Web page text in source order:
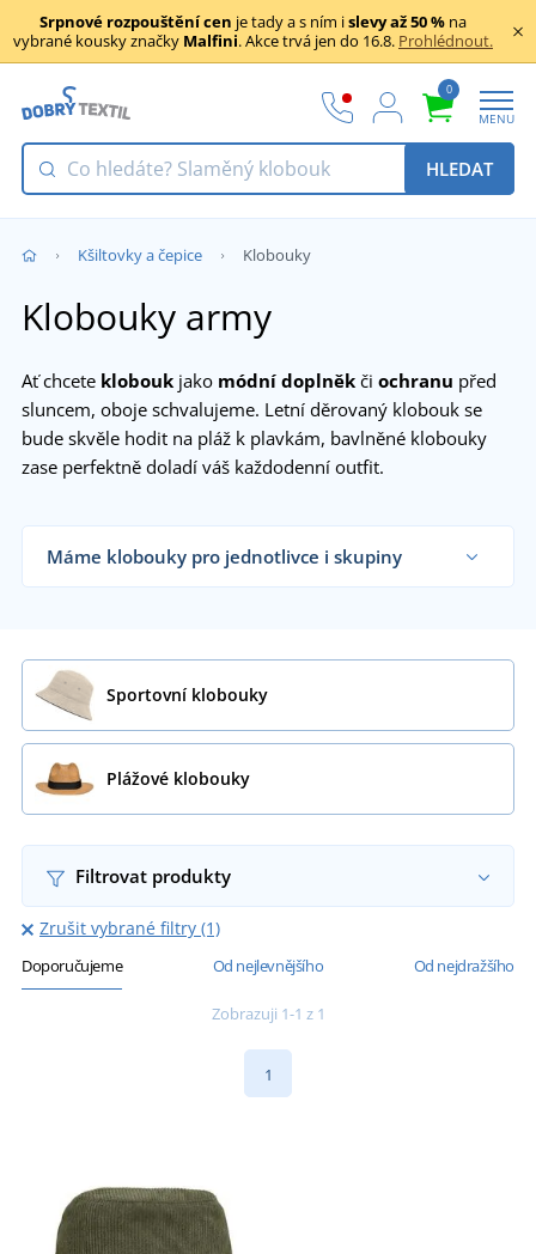
Srpnové rozpouštění cen je tady a s ním islevy až 50 % na
vybrané kousky značky Malfini. Akce trvá jen do 16.8. Prohlédnout.
0
MENU
HLEDAT
Kšiltovky a čepice Klobouky
Klobouky army
Ať chcete klobouk jako módní doplněk či ochranu před
sluncem, oboje schvalujeme. Letní děrovaný klobouk se
bude skvěle hodit na pláž k plavkám, bavlněné klobouky
zase perfektně doladí váš každodenní outfit.
Máme klobouky pro jednotlivce i skupiny
Sportovní klobouky
Plážové klobouky
Filtrovat produkty
Zrušit vybrané filtry (1)
Doporučujeme Od nejlevnějšího Od nejdražšího
Zobrazuji 1-1 z 1
1